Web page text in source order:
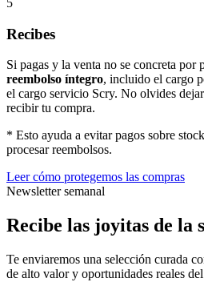
Recibes
Si pagas y la venta no se concreta por
reembolso íntegro, incluido el cargo
el cargo servicio Scry. No olvides
recibir tu compra.
* Esto ayuda a evitar pagos sobre
procesar reembolsos.
Leer cómo protegemos las compras
Newsletter semanal
Recibe las joyitas de la
Te enviaremos una selección curada
de alto valor y oportunidades reales